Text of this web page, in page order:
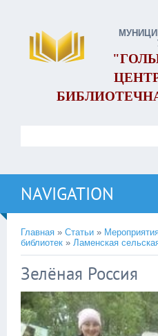
NAVIGATION
Главная » Статьи »
библиотек » Ламенская
Зелёная Россия